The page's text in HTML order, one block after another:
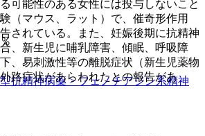
抗精神病薬 > フェノチアジン系精神
可能性のある女性には投与しないこと
（マウス、ラット）で、催奇形作用
されている。また、妊娠後期に抗精神
、新生児に哺乳障害、傾眠、呼吸障
、易刺激性等の離脱症状（新生児薬物
路症状があらわれたとの報告があ